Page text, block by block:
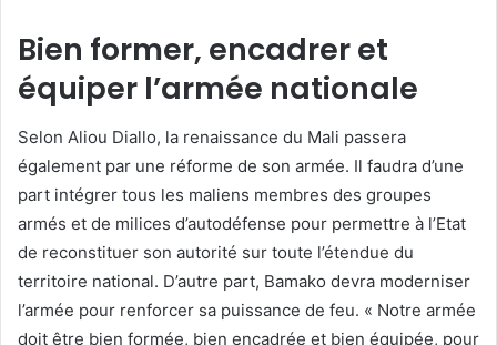
Bien former, encadrer et
équiper l’armée nationale
Selon Aliou Diallo, la renaissance du Mali passera
également par une réforme de son armée. Il faudra d’une
part intégrer tous les maliens membres des groupes
armés et de milices d’autodéfense pour permettre à l’Etat
de reconstituer son autorité sur toute l’étendue du
territoire national. D’autre part, Bamako devra moderniser
l’armée pour renforcer sa puissance de feu. « Notre armée
doit être bien formée, bien encadrée et bien équipée, pour